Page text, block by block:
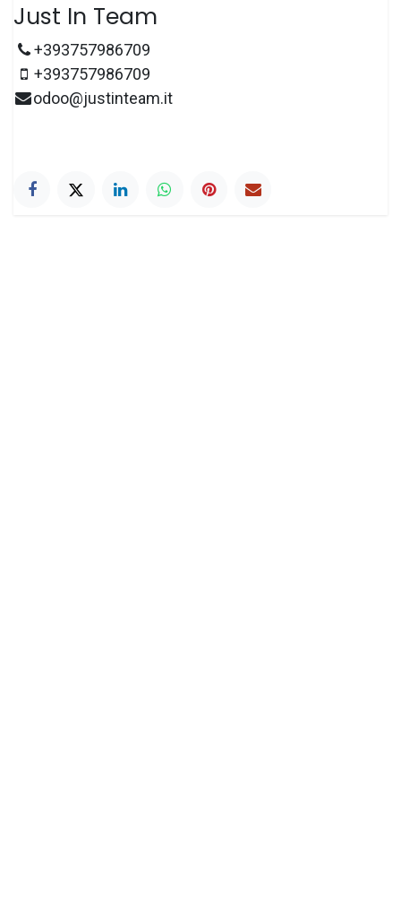
Just In Team
+393757986709
+393757986709
odoo@justinteam.it